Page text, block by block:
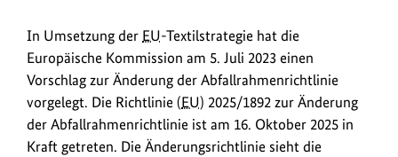
In Umsetzung der EU-Textilstrategie hat die
Europäische Kommission am 5. Juli 2023 einen
Vorschlag zur Änderung der Abfallrahmenrichtlinie
vorgelegt. Die Richtlinie (EU) 2025/1892 zur Änderung
der Abfallrahmenrichtlinie ist am 16. Oktober 2025 in
Kraft getreten. Die Änderungsrichtlinie sieht die